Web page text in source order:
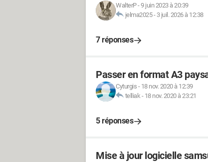
WalterP-9 juin 2023 à 20:39
jelma2025- 3 juil. 2026 à 12:38
7 réponses
Passer en format A3
Cyturgis - 18 nov. 2020 à 12:39
telliak- 18 nov. 2020 à 23:21
5 réponses
Mise à jour logicielle